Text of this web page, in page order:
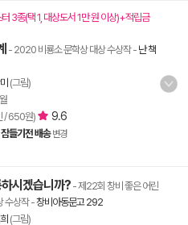
3종(택 1, 대상도서 1만 원 이상)+적립금
- 2020 비룡소 문학상 대상 수상작- 난 책
(그림)
/ 650원) 9.6
잠들기전 배송 변경
시겠습니까? - 제22회 창비 좋은 어린
수상작-창비아동문고 292
(그림)